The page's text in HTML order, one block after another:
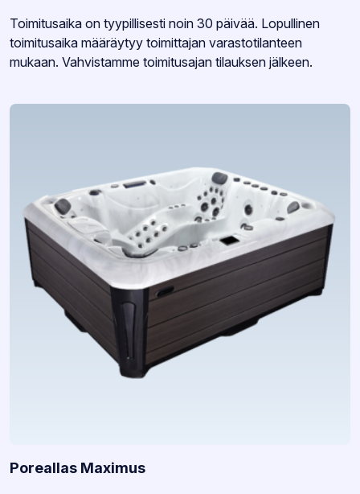
Varastotilanne:
Toimitusaika on tyypillisesti noin 30 päivää. Lopullinen
toimitusaika määräytyy toimittajan varastotilanteen
mukaan. Vahvistamme toimitusajan tilauksen jälkeen.
Poreallas Maximus